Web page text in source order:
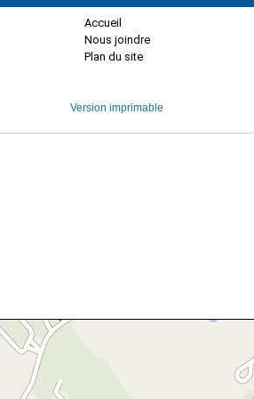
Accueil
Nous joindre
Plan du site
Version imprimable